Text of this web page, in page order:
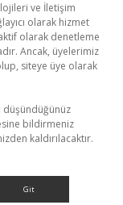
ve İletişim
olarak hizmet
olarak denetleme
Ancak, üyelerimiz
siteye üye olarak
düşündüğünüz
bildirmeniz
kaldırılacaktır.